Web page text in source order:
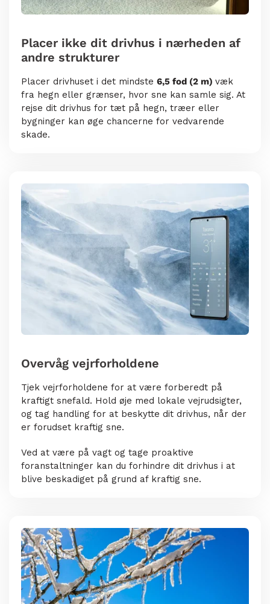
Placer ikke dit drivhus i nærheden af ​​
andre strukturer
Placer drivhuset i det mindste 6,5 fod (2 m) væk
fra hegn eller grænser, hvor sne kan samle sig. At
rejse dit drivhus for tæt på hegn, træer eller
bygninger kan øge chancerne for vedvarende
skade.
Overvåg vejrforholdene
Tjek vejrforholdene for at være forberedt på
kraftigt snefald. Hold øje med lokale vejrudsigter,
og tag handling for at beskytte dit drivhus, når der
er forudset kraftig sne.
Ved at være på vagt og tage proaktive
foranstaltninger kan du forhindre dit drivhus i at
blive beskadiget på grund af kraftig sne.